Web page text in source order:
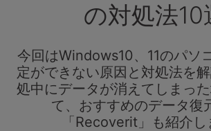
スマホで始めよう
Recoverit for Mac
AI
Macの大切なデータを制限なく完全復元
削除されたメディアを復元
独自の復元ソリューション 新着
ドキュメントを復元
データ損失のシナリオ
外付けデバイス復元
パソコン復元
その他の復元
データ復元の専門家
カスタマーストーリー
操作ガイド
の対処法10
今回はWindows10、11のパソ
定ができない原因と対処法を
処中にデータが消えてしまっ
て、おすすめのデータ復
「Recoverit」も紹介し